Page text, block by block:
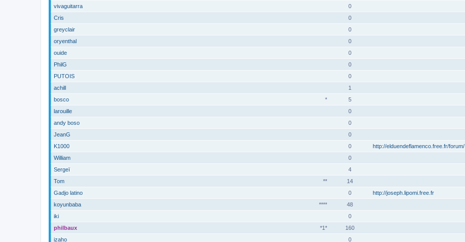
vivaguitarra
0
Cris
0
greyclair
0
oryenthal
0
ouide
0
PhilG
0
PUTOIS
0
achill
1
*
bosco 5
larouille
0
andy boso
0
JeanG
0
K1000
0 http://elduendeflamenco.free.fr/forum/
William
0
Sergeï
4
**
Tom 14
Gadjo latino
0 http://joseph.lipomi.free.fr
****
koyunbaba 48
iki
0
*1*
philbaux 160
izaho
0